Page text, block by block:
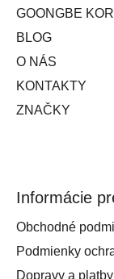
GOONGBE
BLOG
O NÁS
KONTAKTY
ZNAČKY
Informácie
Obchodné
Podmienky
Dopravy a platby